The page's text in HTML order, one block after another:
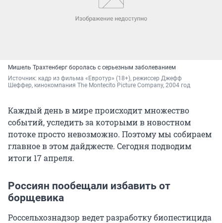
Мишель Трахтенберг боролась с серьезным заболеванием
Источник: кадр из фильма «Евротур» (18+), режиссер Джефф
Шеффер, кинокомпания The Montecito Picture Company, 2004 год
Каждый день в мире происходит множество
событий, уследить за которыми в новостном
потоке просто невозможно. Поэтому мы собираем
главное в этом дайджесте. Сегодня подводим
итоги 17 апреля.
Россиян пообещали избавить от
борщевика
Россельхознадзор ведет разработку биопестицида